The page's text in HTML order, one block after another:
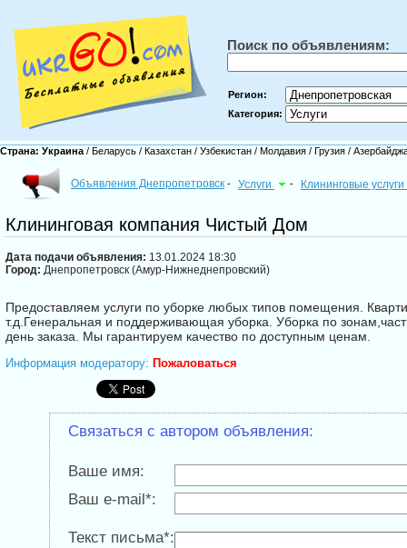
Поиск по объявлениям:
Регион:
Категория:
Страна: Украина / Беларусь / Казахстан / Узбекистан / Молдавия / Грузия /
Объявления Днепропетровск - Услуги - Клининговые услуги
Клининговая компания Чистый Дом
Дата подачи объявления: 13.01.2024 18:30
Город: Днепропетровск (Амур-Нижнеднепровский)
Предоставляем услуги по уборке любых типов помещения.
т.д.Генеральная и поддерживающая уборка. Уборка по
день заказа. Мы гарантируем качество по доступным ценам.
Информация модератору: Пожаловаться
Связаться с автором объявления:
Ваше имя:
Ваш e-mail*:
Текст письма*: